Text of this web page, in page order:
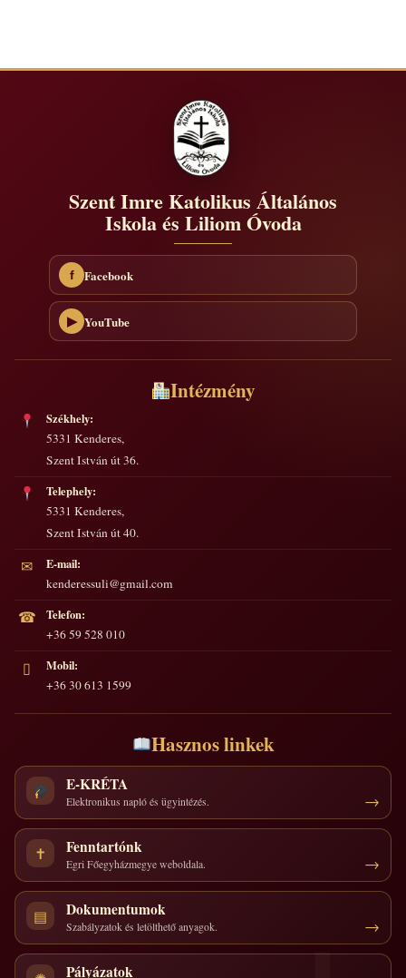
Szent Imre Katolikus Általános
Iskola és Liliom Óvoda
f Facebook
▶ YouTube
Intézmény
Székhely:
5331 Kenderes,
Szent István út 36.
Telephely:
5331 Kenderes,
Szent István út 40.
✉
E-mail:
kenderessuli@gmail.com
☎
Telefon:
+36 59 528 010
▯
Mobil:
+36 30 613 1599
Hasznos linkek
E-KRÉTA
Elektronikus napló és ügyintézés.
✝ Fenntartónk
Egri Főegyházmegye weboldala.
▤ Dokumentumok
Szabályzatok és letölthető anyagok.
Pályázatok